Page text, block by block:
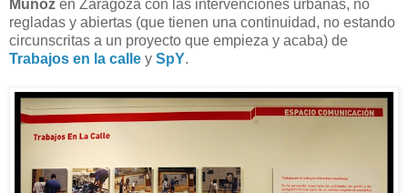
Muñoz en Zaragoza con las intervenciones urbanas, no
regladas y abiertas (que tienen una continuidad, no estando
circunscritas a un proyecto que empieza y acaba) de
Trabajos en la calle y SpY.